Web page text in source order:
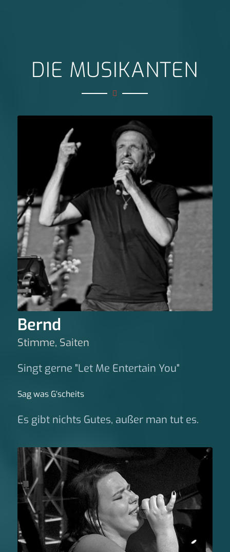
DIE MUSIKANTEN
Bernd
Stimme, Saiten
Singt gerne "Let Me Entertain You"
Sag was G‘scheits
Es gibt nichts Gutes, außer man tut es.